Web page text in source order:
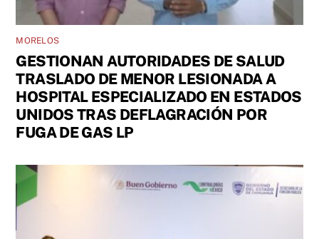
MORELOS
GESTIONAN AUTORIDADES DE SALUD
TRASLADO DE MENOR LESIONADA A
HOSPITAL ESPECIALIZADO EN ESTADOS
UNIDOS TRAS DEFLAGRACIÓN POR
FUGA DE GAS LP